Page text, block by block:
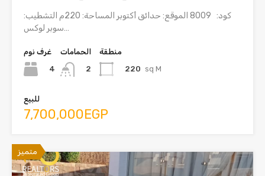
كود: 8009 الموقع: حدائق أكتوبر المساحة: 220م التشطيب:
سوبر لوكس…
غرف نوم
4
الحمامات
2
منطقة
220 sq M
للبيع
7,700,000EGP
متميز